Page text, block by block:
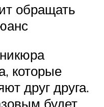
обращать
которые
друг друга.
будет